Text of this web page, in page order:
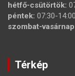
hétfő-csütörtök:
péntek: 07:30-14:00
szombat-
Térkép